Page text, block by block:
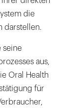
die
darstellen.
seine
aus,
Oral Health
für